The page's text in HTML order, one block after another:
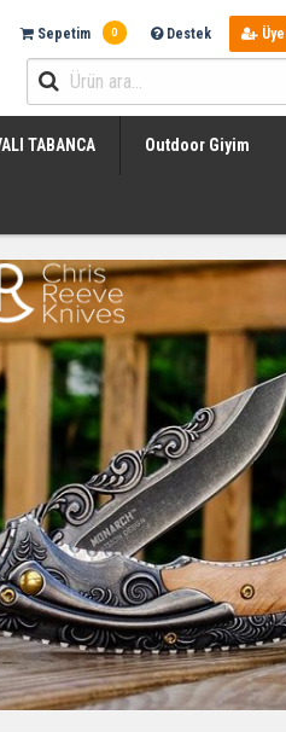
Sepetim 0 Destek Üye
TABANCA Outdoor Giyim